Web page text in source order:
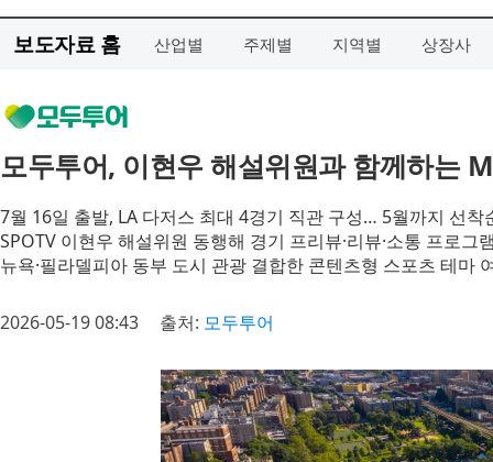
보도자료 홈 산업별 주제별 지역별 상장사
모두투어, 이현우 해설위원과 함께하는
7월 16일 출발, LA 다저스 최대 4경기 직관 구성… 5월까지 선착
SPOTV 이현우 해설위원 동행해 경기 프리뷰·리뷰·소통 프로그
뉴욕·필라델피아 동부 도시 관광 결합한 콘텐츠형 스포츠 테마
2026-05-19 08:43 출처: 모두투어